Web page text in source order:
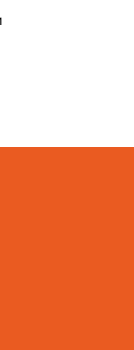
установки
по